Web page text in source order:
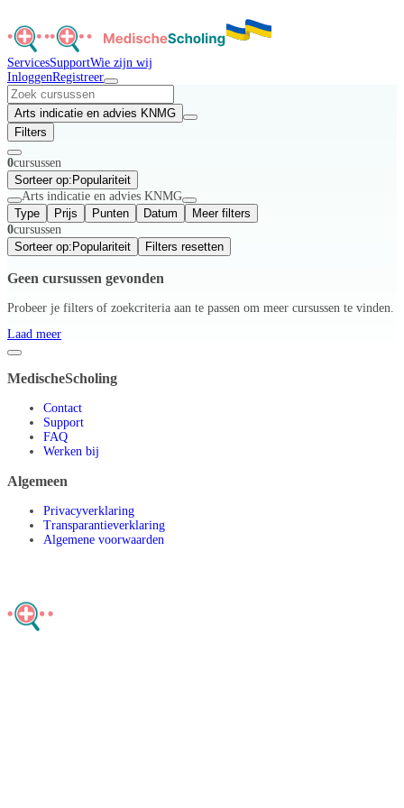
ServicesSupportWie zijn wij
InloggenRegistreer
Arts indicatie en advies KNMG
Filters
0cursussen
Sorteer op: Populariteit
Arts indicatie en advies KNMG
Type
Prijs Punten Datum
Meer filters
0cursussen
Sorteer op: Populariteit Filters resetten
Geen cursussen gevonden
Probeer je filters of zoekcriteria aan te passen om meer cursussen te vinden.
Laad meer
MedischeScholing
Contact
Support
FAQ
Werken bij
Algemeen
Privacyverklaring
Transparantieverklaring
Algemene voorwaarden